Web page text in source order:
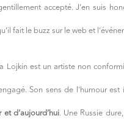
accepté. J’en suis
fait le buzz sur le web et
Lojkin est un artiste non
Son sens de l’humour
et d’aujourd’hui. Une Russie